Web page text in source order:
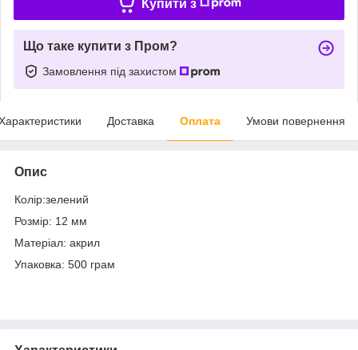
Купити з
Що таке купити з Пром?
Замовлення під захистом
Доставка Оплата Умови повернення
Опис
Колір:зелений
Розмір: 12 мм
Матеріал: акрил
Упаковка: 500 грам